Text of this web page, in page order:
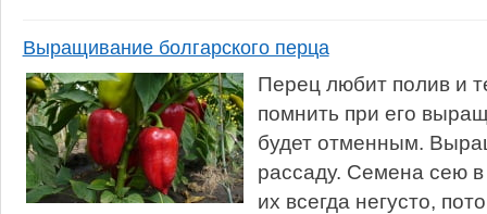
Выращивание болгарского перца
Перец любит полив и
помнить при его
будет отменным.
рассаду. Семена сею
их всегда негусто,